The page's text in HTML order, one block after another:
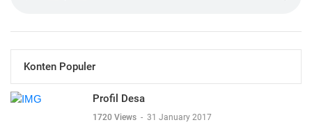
Konten Populer
Profil Desa
1720 Views - 31 January 2017